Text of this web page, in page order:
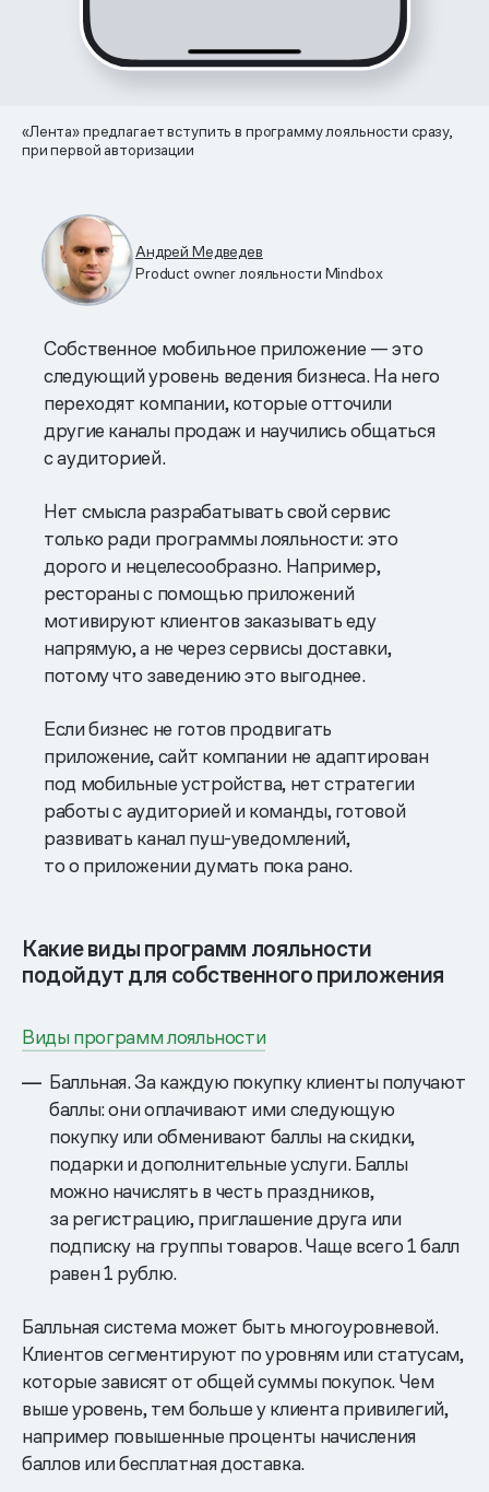
«Лента» предлагает вступить в программу лояльности сразу,
при первой авторизации
Андрей Медведев
Product owner лояльности Mindbox
Собственное мобильное приложение — это
следующий уровень ведения бизнеса. На него
переходят компании, которые отточили
другие каналы продаж и научились общаться
с аудиторией.
Нет смысла разрабатывать свой сервис
только ради программы лояльности: это
дорого и нецелесообразно. Например,
рестораны с помощью приложений
мотивируют клиентов заказывать еду
напрямую, а не через сервисы доставки,
потому что заведению это выгоднее.
Если бизнес не готов продвигать
приложение, сайт компании не адаптирован
под мобильные устройства, нет стратегии
работы с аудиторией и команды, готовой
развивать канал пуш-уведомлений,
то о приложении думать пока рано.
Какие виды программ лояльности
подойдут для собственного приложения
Виды программ лояльности
Балльная. За каждую покупку клиенты получают
баллы: они оплачивают ими следующую
покупку или обменивают баллы на скидки,
подарки и дополнительные услуги. Баллы
можно начислять в честь праздников,
за регистрацию, приглашение друга или
подписку на группы товаров. Чаще всего 1 балл
равен 1 рублю.
Балльная система может быть многоуровневой.
Клиентов сегментируют по уровням или статусам,
которые зависят от общей суммы покупок. Чем
выше уровень, тем больше у клиента привилегий,
например повышенные проценты начисления
баллов или бесплатная доставка.